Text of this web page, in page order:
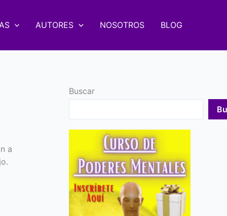
AUTORES NOSOTROS BLOG
a
Buscar